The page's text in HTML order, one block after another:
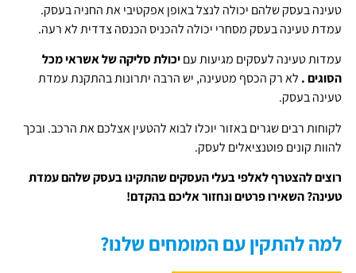
טעינה בעסק שלהם יכולה לנצל באופן אפקטיבי את החניה בעסק.
עמדת טעינה בעסק מסחרי יכולה להכניס הכנסה צדדית לא רעה.
עמדות טעינה לעסקים מגיעות עםיכולת סליקה של אשראי מכל
הסוגים . לא רק הכסף מטעינה, יש הרבה יתרונות בהתקנת עמדת
טעינה בעסק.
לקוחות רבים שגרים באזור יוכלו לבוא להטעין אצלכם את הרכב. ובכך
להוות קונים פוטנציאלים לעסק.
רוצים להצטרף לאלפי בעלי העסקים שהתקינו בעסק שלהם עמדת
טעינה? השאירו פרטים ונחזור אליכם בהקדם!
למה להתקין עם המומחים שלנו?